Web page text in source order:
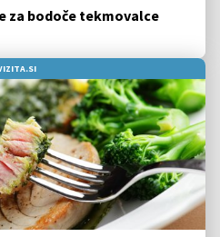
za bodoče tekmovalce